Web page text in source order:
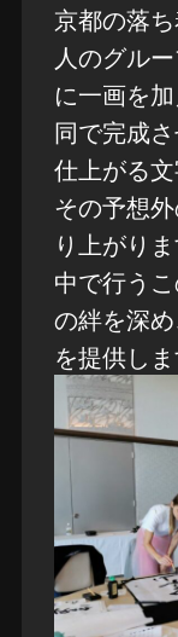
京都の落
人のグル
に一画を
同で完成
仕上がる文
その予想
り上がり
中で行う
の絆を深
を提供しま